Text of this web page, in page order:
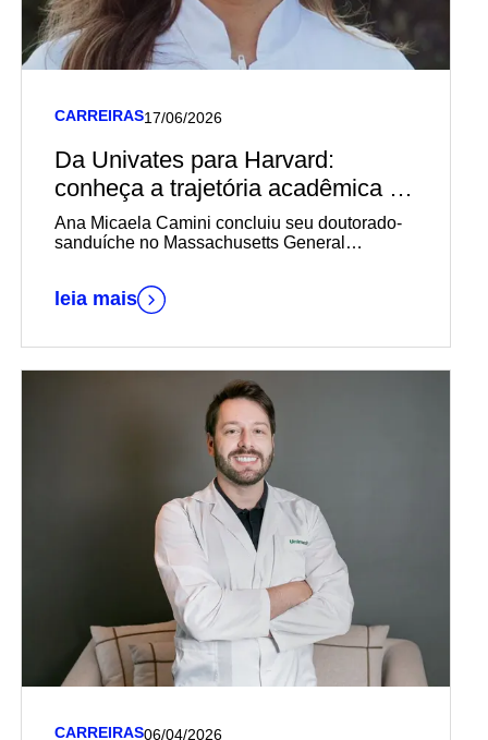
CARREIRAS17/06/2026
Da Univates para Harvard:
conheça a trajetória acadêmica e
profissional de diplomada em
Biomedicina pela Univates
Ana Micaela Camini concluiu seu doutorado-
sanduíche no Massachusetts General
leia mais
CARREIRAS06/04/2026